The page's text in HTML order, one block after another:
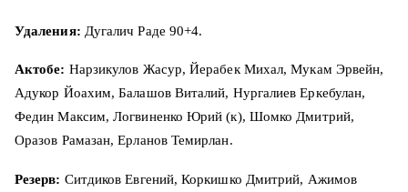
Удаления: Дугалич Раде 90+4.
Актобе: Нарзикулов Жасур, Йерабек Михал, Мукам Эрвейн,
Адукор Йоахим, Балашов Виталий, Нургалиев Еркебулан,
Федин Максим, Логвиненко Юрий (к), Шомко Дмитрий,
Оразов Рамазан, Ерланов Темирлан.
Резерв: Ситдиков Евгений, Коркишко Дмитрий, Ажимов